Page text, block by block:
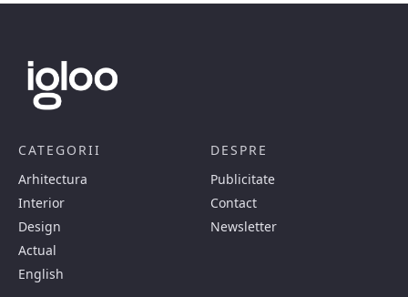
CATEGORII
Arhitectura
Interior
Design
Actual
English
DESPRE
Publicitate
Contact
Newsletter